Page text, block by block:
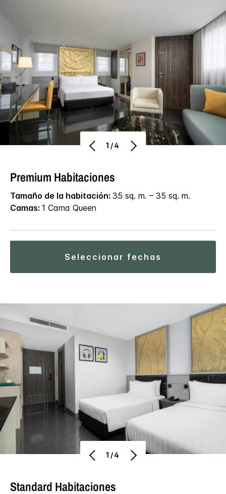
1/4
Premium Habitaciones
Tamaño de la habitación: 35 sq. m. – 35 sq. m.
Camas: 1 Cama Queen
seleccionar fechas
1/4
Standard Habitaciones